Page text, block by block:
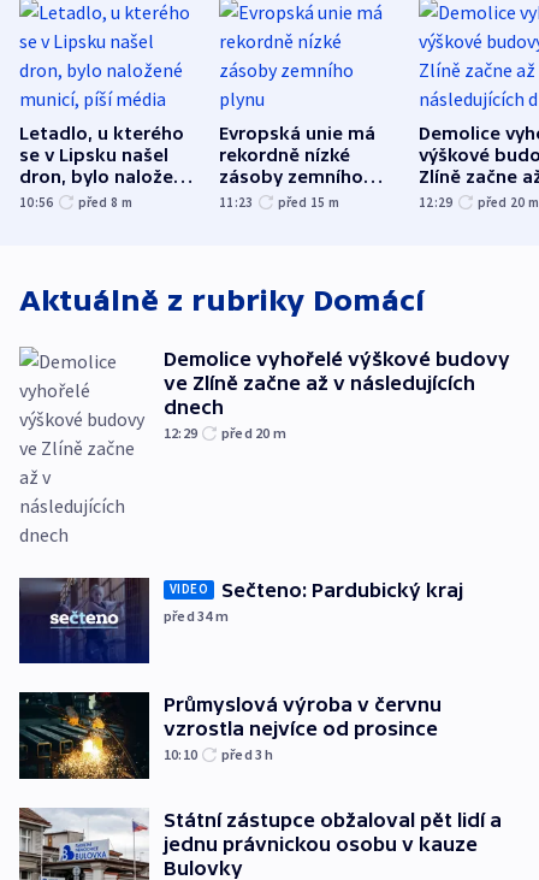
Letadlo, u kterého
se v Lipsku našel
dron, bylo naložené
municí, píší média
10:56 před 8 m
Evropská unie má
rekordně nízké
zásoby zemního
plynu
11:23 před 15 m
Demolice
výškové
Zlíně začne
následujících
12:29 před 20 m
Aktuálně z rubriky Domácí
Demolice vyhořelé výškové budovy
ve Zlíně začne až v následujících
dnech
12:29 před 20 m
VIDEO Sečteno: Pardubický kraj
před 34m
Průmyslová výroba v červnu
vzrostla nejvíce od prosince
10:10 před 3h
Státní zástupce obžaloval pět lidí a
jednu právnickou osobu v kauze
Bulovky